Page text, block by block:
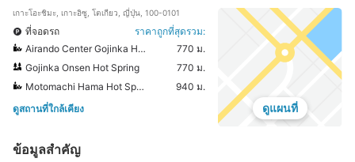
เกาะโอะชิมะ, เกาะอิซู, โตเกียว, ญี่ปุ่น, 100-0101
ที่จอดรถ
ราคาถูกที่สุดรวม:
Airando Center Gojinka Hot Spring
770 ม.
Gojinka Onsen Hot Spring
770 ม.
Motomachi Hama Hot Spring
940 ม.
ดูสถานที่ใกล้เคียง
ดูแผนที่
ข้อมูลสำคัญ